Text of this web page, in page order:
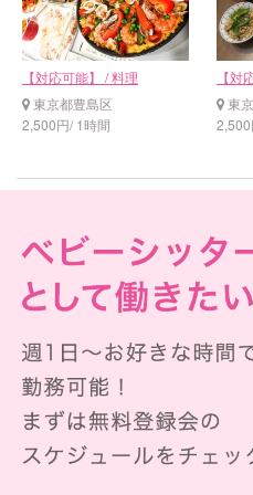
【対応可能】 / 料理
東京都豊島区
2,500円/ 1時間
【対
東